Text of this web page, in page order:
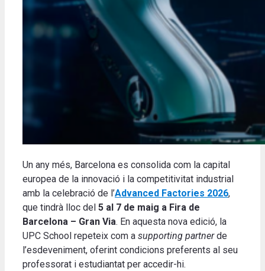
Un any més, Barcelona es consolida com la capital
europea de la innovació i la competitivitat industrial
amb la celebració de l’Advanced Factories 2026,
que tindrà lloc del 5 al 7 de maig a Fira de
Barcelona – Gran Via. En aquesta nova edició, la
UPC School repeteix com a supporting partnerde
l’esdeveniment, oferint condicions preferents al seu
professorat i estudiantat per accedir-hi.